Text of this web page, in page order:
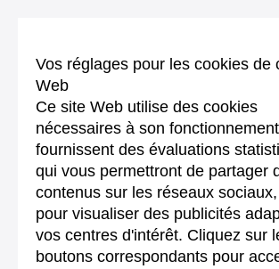
Vos réglages pour les cookies de
Web
Ce site Web utilise des cookies
nécessaires à son
fournissent des évaluations
qui vous permettront de partager
contenus sur les réseaux
pour visualiser des publicités
vos centres d'intérêt. Cliquez sur
boutons correspondants pour